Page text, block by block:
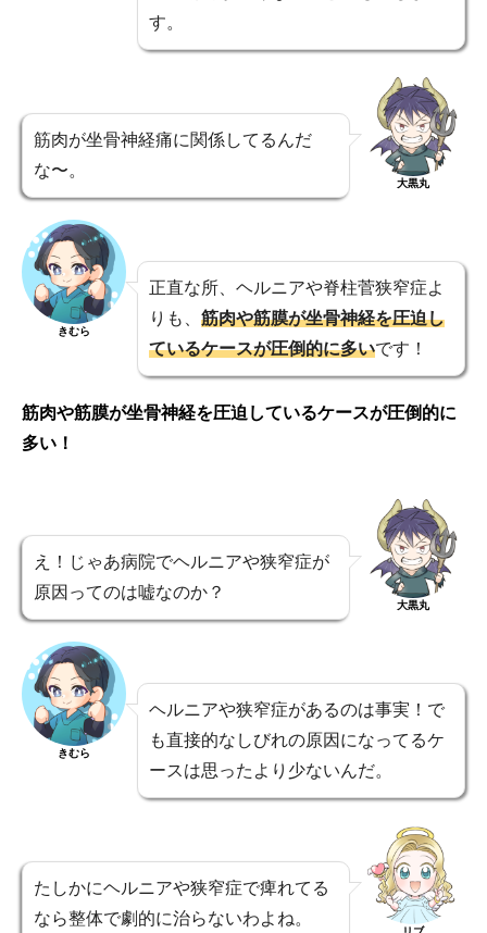
す。
筋肉が坐骨神経痛に関係してるんだ
な〜。
大黒丸
きむら
正直な所、ヘルニアや脊柱菅狭窄症よ
りも、 筋肉や筋膜が坐骨神経を圧迫し
ているケースが圧倒的に多いです！
筋肉や筋膜が坐骨神経を圧迫しているケースが圧倒的に
多い！
え！じゃあ病院でヘルニアや狭窄症が
原因ってのは嘘なのか？
大黒丸
きむら
ヘルニアや狭窄症があるのは事実！で
も直接的なしびれの原因になってるケ
ースは思ったより少ないんだ。
たしかにヘルニアや狭窄症で痺れてる
なら整体で劇的に治らないわよね。